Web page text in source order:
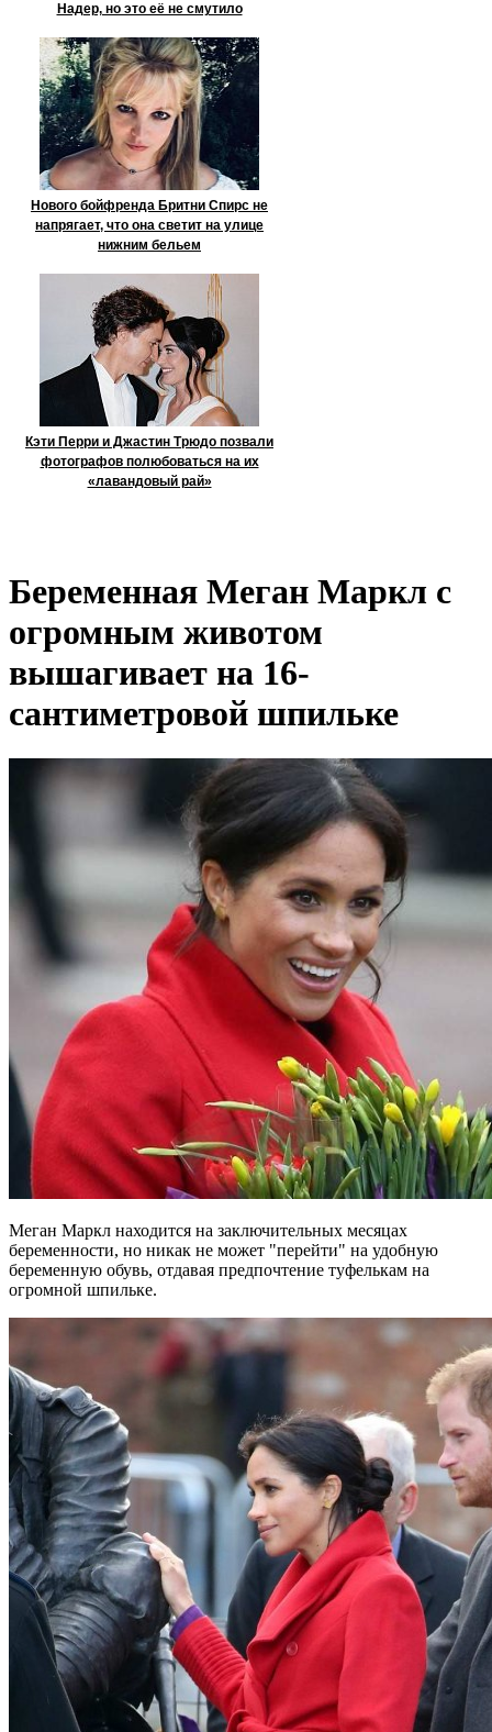
Надер, но это её не смутило
Нового бойфренда Бритни Спирс не
напрягает, что она светит на улице
нижним бельем
Кэти Перри и Джастин Трюдо позвали
фотографов полюбоваться на их
«лавандовый рай»
Беременная Меган Маркл с
огромным животом
вышагивает на 16-
сантиметровой шпильке
Меган Маркл находится на заключительных месяцах
беременности, но никак не может "перейти" на удобную
беременную обувь, отдавая предпочтение туфелькам на
огромной шпильке.